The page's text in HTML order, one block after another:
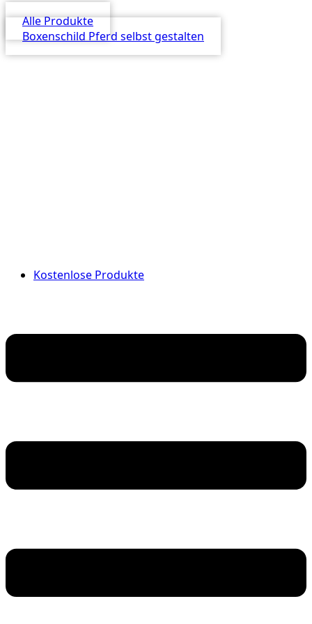
Alle Produkte
Boxenschild Pferd selbst gestalten
Kostenlose Produkte